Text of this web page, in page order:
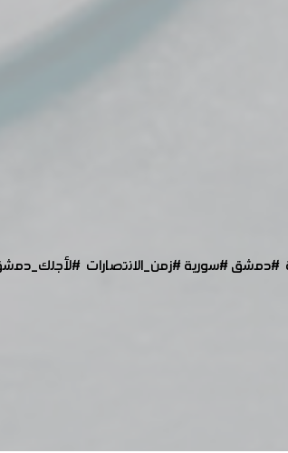
#دمشق#سورية#زمن_الانتصارات